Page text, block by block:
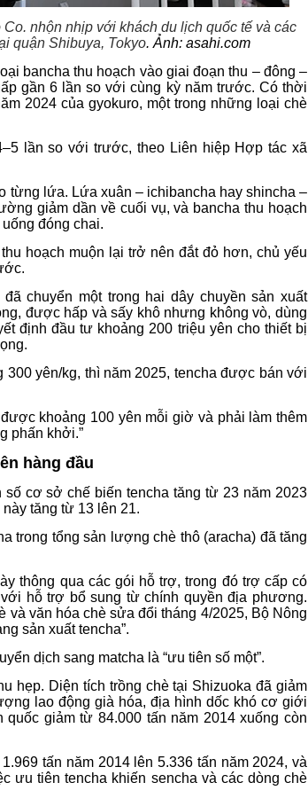
nhộn nhịp với khách du lịch quốc tế và các
quận Shibuya, Tokyo. Ảnh: asahi.com
bancha thu hoạch vào giai đoạn thu – đông –
gần 6 lần so với cùng kỳ năm trước. Có thời
2024 của gyokuro, một trong những loại chè
lần so với trước, theo Liên hiệp Hợp tác xã
từng lứa. Lứa xuân – ichibancha hay shincha –
giảm dần về cuối vụ, và bancha thu hoạch
đóng chai.
hoạch muộn lại trở nên đắt đỏ hơn, chủ yếu
chuyển một trong hai dây chuyền sản xuất
được hấp và sấy khô nhưng không vò, dùng
định đầu tư khoảng 200 triệu yên cho thiết bị
yên/kg, thì năm 2025, tencha được bán với
khoảng 100 yên mỗi giờ và phải làm thêm
phấn khởi.”
hàng đầu
cơ sở chế biến tencha tăng từ 23 năm 2023
tăng từ 13 lên 21.
trong tổng sản lượng chè thô (aracha) đã tăng
thông qua các gói hỗ trợ, trong đó trợ cấp có
hỗ trợ bổ sung từ chính quyền địa phương.
văn hóa chè sửa đổi tháng 4/2025, Bộ Nông
sản xuất tencha”.
dịch sang matcha là “ưu tiên số một”.
hẹp. Diện tích trồng chè tại Shizuoka đã giảm
lao động già hóa, địa hình dốc khó cơ giới
giảm từ 84.000 tấn năm 2014 xuống còn
tấn năm 2014 lên 5.336 tấn năm 2024, và
ưu tiên tencha khiến sencha và các dòng chè